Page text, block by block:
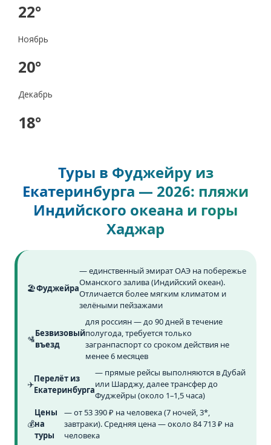
22°
Ноябрь
20°
Декабрь
18°
Туры в Фуджейру из
Екатеринбурга — 2026: пляжи
Индийского океана и горы
Хаджар
🏖️Фуджейра
— единственный эмират ОАЭ на побережье
Оманского залива (Индийский океан).
Отличается более мягким климатом и
зелёными пейзажами
🛂
Безвизовый
въезд
для россиян — до 90 дней в течение
полугода, требуется только
загранпаспорт со сроком действия не
менее 6 месяцев
✈️
Перелёт из
Екатеринбурга
— прямые рейсы выполняются в Дубай
или Шарджу, далее трансфер до
Фуджейры (около 1–1,5 часа)
💰
Цены
на
туры
— от 53 390 ₽ на человека (7 ночей, 3*,
завтраки). Средняя цена — около 84 713 ₽ на
человека